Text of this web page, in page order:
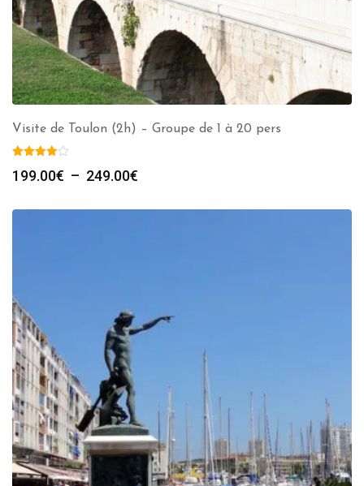
Visite de Toulon (2h) – Groupe de 1 à 20 pers
199.00€ – 249.00€
prix :